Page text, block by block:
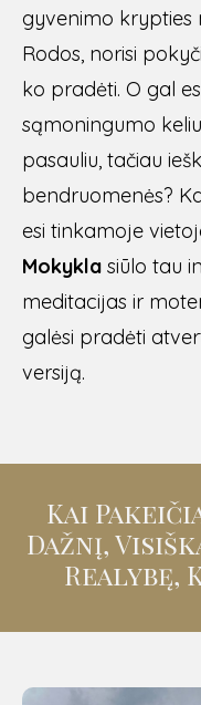
gyvenimo krypties
Rodos, norisi
ko pradėti. O gal
sąmoningumo
pasauliu, tačiau
bendruomenės?
esi tinkamoje
Mokykla siūlo tau
meditacijas ir
galėsi pradėti
versiją.
Kai
Dažnį,
Realybę,